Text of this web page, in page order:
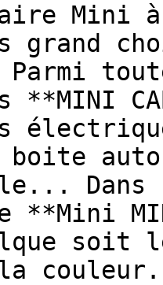
Mini
**MINI
boite
**Mini
couleur.